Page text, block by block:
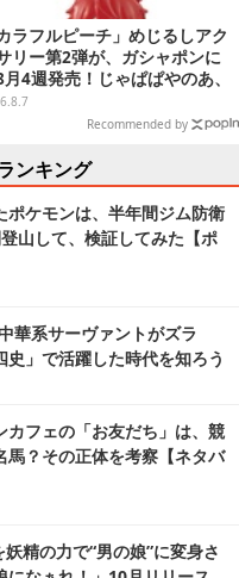
カラフルピーチ」めじるしアク
リー第2弾が、ガシャポンに
4週発売！じゃぱぱやのあ、
ァたちメンバー11名分ライン
Recommended by
ンキング
ポケモンは、半年間ジム防衛
山して、検証してみた【ポ
華系サーヴァントがズラ
史」で活躍した時代を知ろう
カフェの「お友だち」は、競
馬？その正体を考察【ネタバ
精の力で“男の娘”に変身さ